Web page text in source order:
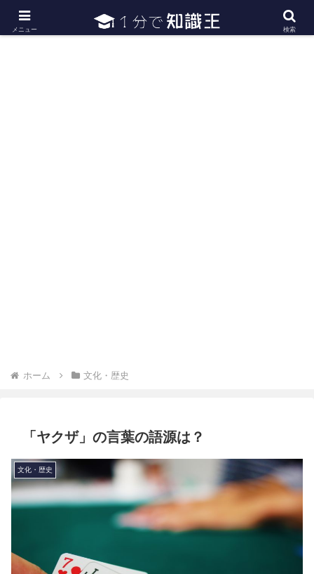
日常で必要な常識・知識や雑学・豆知識を幅広く紹介
ホーム 文化・歴史
「ヤクザ」の言葉の語源は？
文化・歴史
メニュー 検索